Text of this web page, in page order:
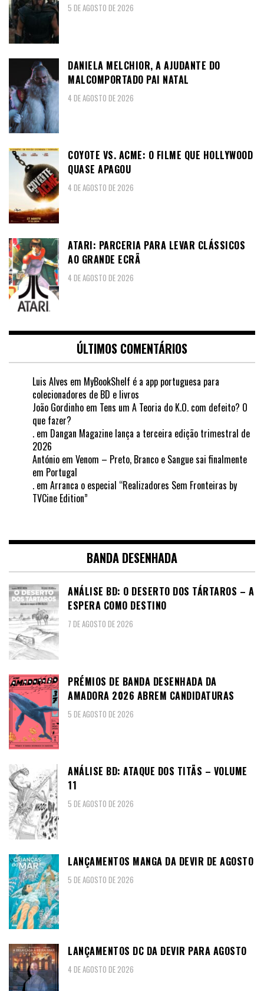
5 DE AGOSTO DE 2026
DANIELA MELCHIOR, A AJUDANTE DO
MALCOMPORTADO PAI NATAL
4 DE AGOSTO DE 2026
COYOTE VS. ACME: O FILME QUE HOLLYWOOD
QUASE APAGOU
4 DE AGOSTO DE 2026
ATARI: PARCERIA PARA LEVAR CLÁSSICOS
AO GRANDE ECRÃ
4 DE AGOSTO DE 2026
ÚLTIMOS COMENTÁRIOS
Luis Alves em MyBookShelf é a app portuguesa para
colecionadores de BD e livros
João Gordinho em Tens um A Teoria do K.O. com defeito? O
que fazer?
. em Dangan Magazine lança a terceira edição trimestral de
2026
António em Venom – Preto, Branco e Sangue sai finalmente
em Portugal
. em Arranca o especial “Realizadores Sem Fronteiras by
TVCine Edition”
BANDA DESENHADA
ANÁLISE BD: O DESERTO DOS TÁRTAROS – A
ESPERA COMO DESTINO
7 DE AGOSTO DE 2026
PRÉMIOS DE BANDA DESENHADA DA
AMADORA 2026 ABREM CANDIDATURAS
5 DE AGOSTO DE 2026
ANÁLISE BD: ATAQUE DOS TITÃS – VOLUME
11
5 DE AGOSTO DE 2026
LANÇAMENTOS MANGA DA DEVIR DE AGOSTO
5 DE AGOSTO DE 2026
LANÇAMENTOS DC DA DEVIR PARA AGOSTO
4 DE AGOSTO DE 2026